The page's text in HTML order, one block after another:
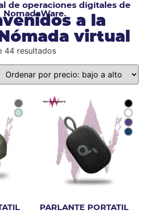
de operaciones digitales de
NomadaWare.
a la
virtual
44 resultados
PARLANTE PORTATIL